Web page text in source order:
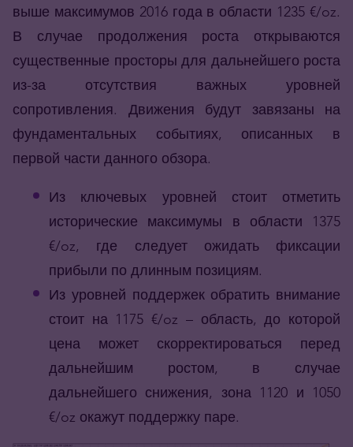
выше максимумов 2016 года в области 1235 €/oz.
В случае продолжения роста открываются
существенные просторы для дальнейшего роста
из-за отсутствия важных уровней
сопротивления. Движения будут завязаны на
фундаментальных событиях, описанных в
первой части данного обзора.
Из ключевых уровней стоит отметить
исторические максимумы в области 1375
€/oz, где следует ожидать фиксации
прибыли по длинным позициям.
Из уровней поддержек обратить внимание
стоит на 1175 €/oz – область, до которой
цена может скорректироваться перед
дальнейшим ростом, в случае
дальнейшего снижения, зона 1120 и 1050
€/oz окажут поддержку паре.